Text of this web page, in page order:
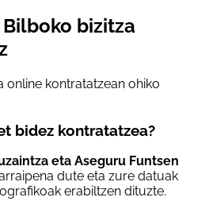
bizitza
online kontratatzean ohiko
bidez kontratatzea?
eta Aseguru Funtsen
dute eta zure datuak
erabiltzen dituzte.